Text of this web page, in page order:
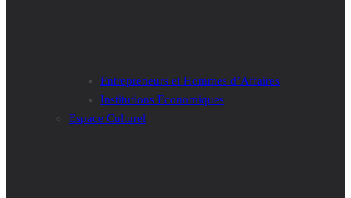
Entrepreneurs et Hommes d’Affaires
Institutions Economiques
Espace Culturel